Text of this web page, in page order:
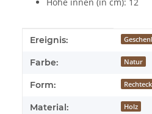
Produkteigenschaft
Wert
Ereignis:
Farbe: Natur
Form:
Material: Holz